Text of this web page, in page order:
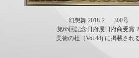
幻想舞 2018-2 300号
第65回記念日府展日府商受賞-
美術の杜（Vol.48) に掲載され